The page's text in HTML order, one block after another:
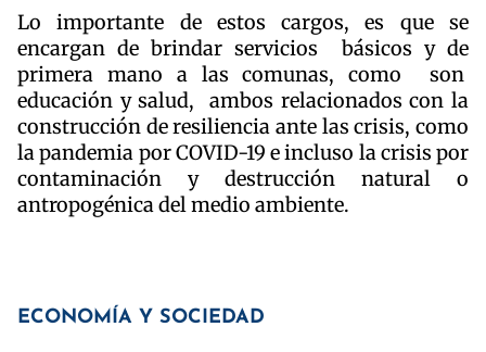
Lo importante de estos cargos, es que se
encargan de brindar servicios básicos y de
primera mano a las comunas, como son
educación y salud, ambos relacionados con la
construcción de resiliencia ante las crisis, como
la pandemia por COVID-19 e incluso la crisis por
contaminación y destrucción natural o
antropogénica del medio ambiente.
ECONOMÍA Y SOCIEDAD